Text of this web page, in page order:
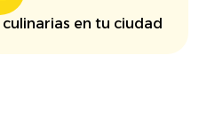
en tu ciudad